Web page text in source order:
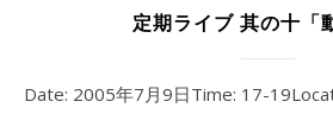
定期ライブ 其の十「
Date: 2005年7月9日Time: 17-